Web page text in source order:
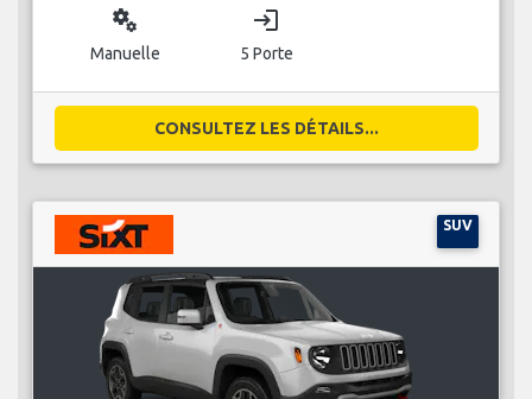
miscellaneous_services
Manuelle
login
5 Porte
CONSULTEZ LES DÉTAILS...
SUV